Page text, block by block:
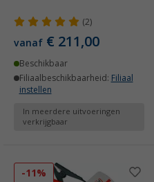
(2)
vanaf € 211,00
Beschikbaar
Filiaalbeschikbaarheid: Filiaal
instellen
In meerdere uitvoeringen
verkrijgbaar
-11%